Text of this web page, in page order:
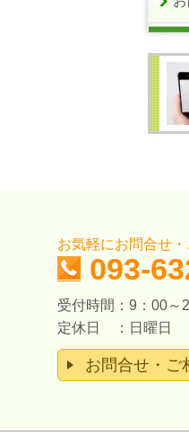
お気軽にお問合せ
093-
受付時間：9：00～
定休日 ：日曜日
お問合せ・ご